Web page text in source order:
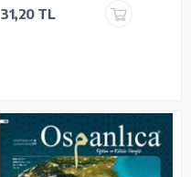
31,20 TL